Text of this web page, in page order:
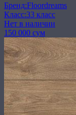
Бренд:Floordreams
Класс:33 класс
Нет в наличии
150 000 сум